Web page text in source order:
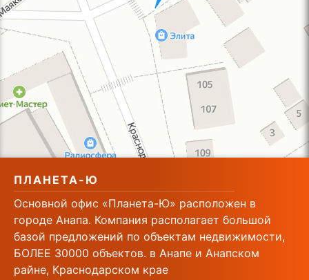
ПЛАНЕТА-Ю
Основной офис «Планета-Ю» расположен в
городе Анапа. Компания располагает большой
базой предложений по объектам недвижимости,
БОЛЕЕ 30000 объектов. в Анапе и Анапском
райне, Краснодарском крае